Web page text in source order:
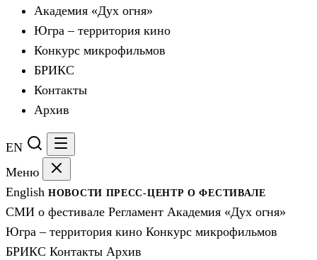
Академия «Дух огня»
Югра – территория кино
Конкурс микрофильмов
БРИКС
Контакты
Архив
EN
Меню
English НОВОСТИ ПРЕСС-ЦЕНТРО ФЕСТИВАЛЕ
СМИ о фестивале Регламент Академия «Дух огня»
Югра – территория кино Конкурс микрофильмов
БРИКС Контакты Архив